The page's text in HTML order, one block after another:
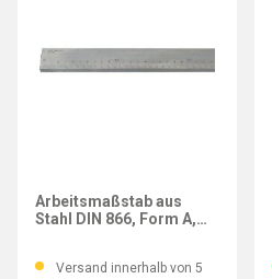
Arbeitsmaßstab aus
Stahl DIN 866, Form A,
Versand innerhalb von 5